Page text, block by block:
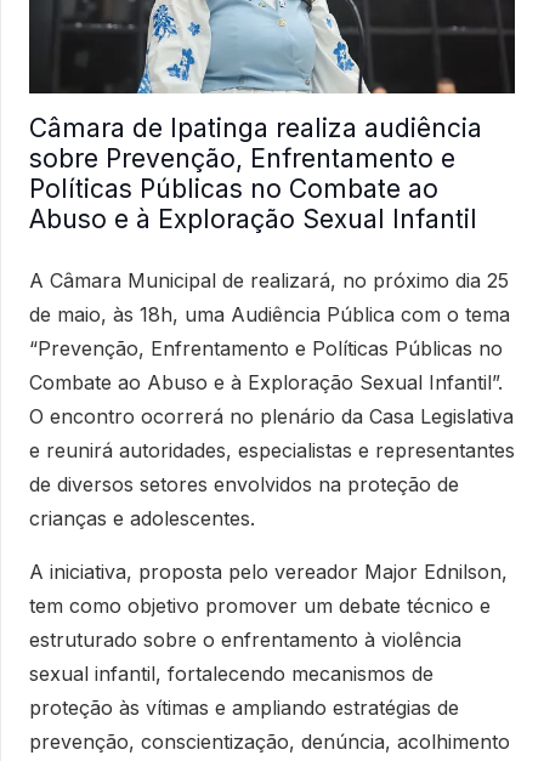
Câmara de Ipatinga realiza audiência
sobre Prevenção, Enfrentamento e
Políticas Públicas no Combate ao
Abuso e à Exploração Sexual Infantil
A Câmara Municipal de realizará, no próximo dia 25
de maio, às 18h, uma Audiência Pública com o tema
“Prevenção, Enfrentamento e Políticas Públicas no
Combate ao Abuso e à Exploração Sexual Infantil”.
O encontro ocorrerá no plenário da Casa Legislativa
e reunirá autoridades, especialistas e representantes
de diversos setores envolvidos na proteção de
crianças e adolescentes.
A iniciativa, proposta pelo vereador Major Ednilson,
tem como objetivo promover um debate técnico e
estruturado sobre o enfrentamento à violência
sexual infantil, fortalecendo mecanismos de
proteção às vítimas e ampliando estratégias de
prevenção, conscientização, denúncia, acolhimento